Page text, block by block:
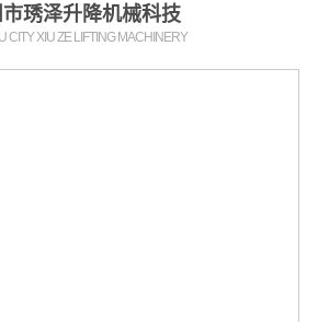
琇泽升降机械科技
CITY XIU ZE LIFTING MACHINERY